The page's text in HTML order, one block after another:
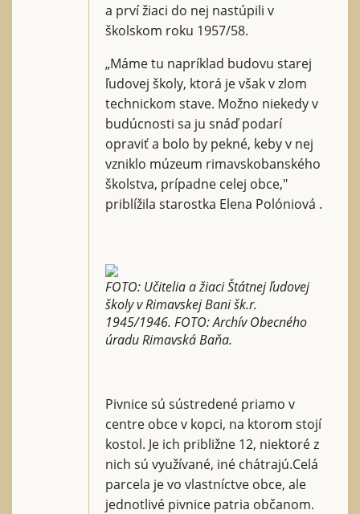
a prví žiaci do nej nastúpili v
školskom roku 1957/58.
„Máme tu napríklad budovu starej
ľudovej školy, ktorá je však v zlom
technickom stave. Možno niekedy v
budúcnosti sa ju snáď podarí
opraviť a bolo by pekné, keby v nej
vzniklo múzeum rimavskobanského
školstva, prípadne celej obce,"
priblížila starostka Elena Polóniová .
FOTO: Učitelia a žiaci Štátnej ľudovej
školy v Rimavskej Bani šk.r.
1945/1946. FOTO: Archív Obecného
úradu Rimavská Baňa.
Pivnice sú sústredené priamo v
centre obce v kopci, na ktorom stojí
kostol. Je ich približne 12, niektoré z
nich sú využívané, iné chátrajú.Celá
parcela je vo vlastníctve obce, ale
jednotlivé pivnice patria občanom.